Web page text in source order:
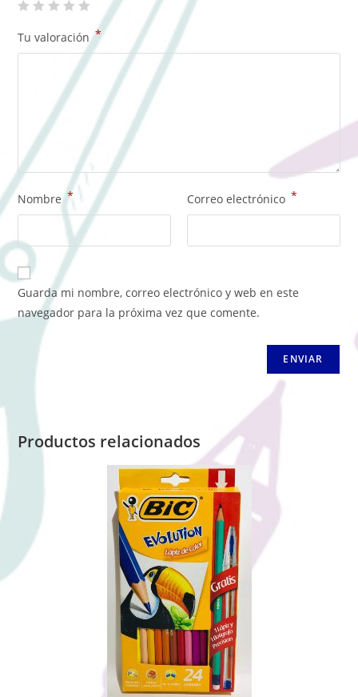
Tu valoración*
Nombre * Correo electrónico *
Guarda mi nombre, correo electrónico y web en este
navegador para la próxima vez que comente.
Productos relacionados